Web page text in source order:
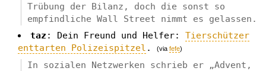
Trübung der Bilanz, doch die sonst so
empfindliche Wall Street nimmt es gelassen.
taz : Dein Freund und Helfer: Tierschützer
enttarten Polizeispitzel . (via fefe)
In sozialen Netzwerken schrieb er „Advent,